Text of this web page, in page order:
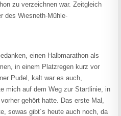
zu verzeichnen war. Zeitgleich
des Wiesneth-Mühle-
einen Halbmarathon als
in einem Platzregen kurz vor
Pudel, kalt war es auch,
mich auf dem Weg zur Startlinie, in
gehört hatte. Das erste Mal,
sowas gibt´s heute auch noch, da